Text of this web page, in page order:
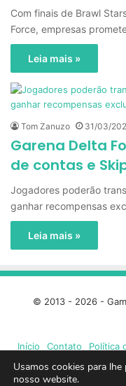
Com finais de Brawl
Force, empresas
Leia mais »
Tom Zanuzo 31/03/
Garena Delta
de contas e
Jogadores poderão
ganhar recompensas
Leia mais »
© 2013 - 2026 -
Início
Contato Política
Facebook
X
Usamos cookies para
nosso website.